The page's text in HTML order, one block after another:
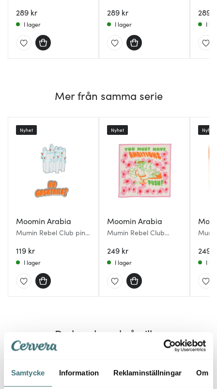
Samtycke Information Reklaminställningar Om
289 kr
I lager
289 kr
I lager
289
I
Mer från samma serie
Moomin Arabia
Mumin Rebel Club pins
119 kr
Nyhet
I lager
Moomin Arabia
Mumin Rebel Club
Lady
249 kr
Nyhet
I lager
249
Nyhet
I
Du kanske också gillar
25% 25%